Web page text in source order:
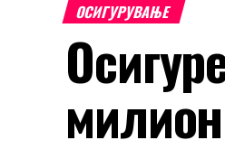
ОСИГУРУВАЊЕ